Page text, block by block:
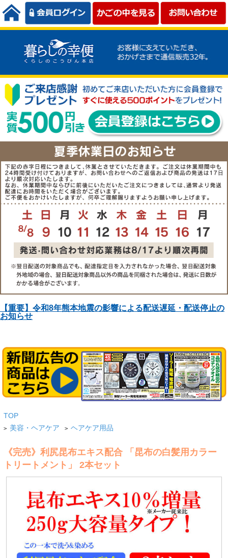
【重要】令和8年熊本地震の影響による配送遅延・配送停止の
お知らせ
TOP
> 美容・ヘアケア > ヘアケア用品
《完売》利尻昆布エキス配合 「昆布の白髪用カラー
トリートメント」 2本セット